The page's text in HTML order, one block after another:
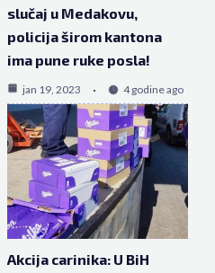
slučaj u Medakovu,
policija širom kantona
ima pune ruke posla!
jan 19, 2023 4 godine ago
Akcija carinika: U BiH